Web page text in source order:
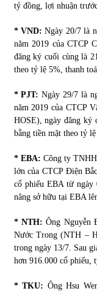
tỷ đồng, lợi nhuận
* VND:Ngày 20/7 là
năm 2019 của CTCP
đăng ký cuối cùng là
theo tỷ lệ 5%, thanh
* PJT:Ngày 29/7 là
năm 2019 của CTCP
HOSE), ngày đăng ký
bằng tiền mặt theo tỷ
* EBA: Công ty
lớn của CTCP Điện
cổ phiếu EBA từ ngày
nâng sở hữu tại EBA
* NTH: Ông Nguyễn
Nước Trong (NTH –
trong ngày 13/7. Sau
hơn 916.000 cổ phiếu,
* TKU: Ông Hsu